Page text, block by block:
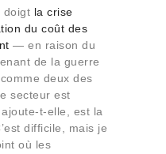
doigt la crise
du coût des
— en raison du
de la guerre
deux des
secteur est
t-elle, est la
difficile, mais je
où les